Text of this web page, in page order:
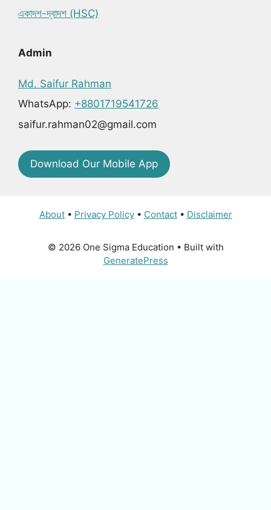
একাদশ-দ্বাদশ (HSC)
Admin
Md. Saifur Rahman
WhatsApp: +8801719541726
saifur.rahman02@gmail.com
Download Our Mobile App
About• Privacy Policy• Contact• Disclaimer
© 2026 One Sigma Education • Built with
GeneratePress